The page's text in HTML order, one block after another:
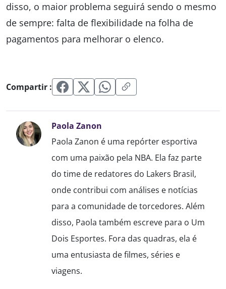
disso, o maior problema seguirá sendo o mesmo
de sempre: falta de flexibilidade na folha de
pagamentos para melhorar o elenco.
Compartir :
Paola Zanon
Paola Zanon é uma repórter esportiva
com uma paixão pela NBA. Ela faz parte
do time de redatores do Lakers Brasil,
onde contribui com análises e notícias
para a comunidade de torcedores. Além
disso, Paola também escreve para o Um
Dois Esportes. Fora das quadras, ela é
uma entusiasta de filmes, séries e
viagens.